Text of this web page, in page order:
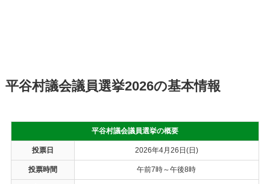
平谷村議会議員選挙2026の基本情報
平谷村議会議員選挙の概要
投票日 2026年4月26日(日)
投票時間 午前7時～午後8時